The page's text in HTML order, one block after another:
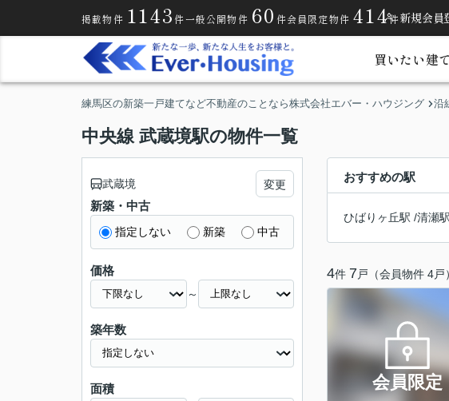
掲載物件 1143件一般公開物件 60 件会員限定物件 414件新規会員
買いたい建
練馬区の新築一戸建てなど不動産のことなら株式会社エバー・ハウジング 沿
中央線 武蔵境駅の物件一覧
おすすめの駅
ひばりヶ丘駅 /清瀬駅
4件 7戸（会員物件 4戸）
会員限定
武蔵境 変更
新築・中古
指定しない 新築 中古
価格
～
築年数
面積